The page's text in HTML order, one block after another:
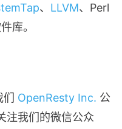
、 LLVM、Perl
库。
们 OpenResty Inc. 公
注我们的微信公众